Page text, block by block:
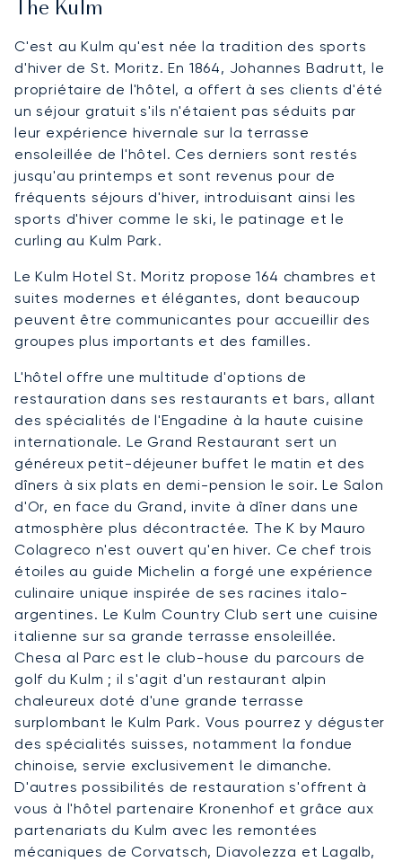
The Kulm
C'est au Kulm qu'est née la tradition des sports
d'hiver de St. Moritz. En 1864, Johannes Badrutt, le
propriétaire de l'hôtel, a offert à ses clients d'été
un séjour gratuit s'ils n'étaient pas séduits par
leur expérience hivernale sur la terrasse
ensoleillée de l'hôtel. Ces derniers sont restés
jusqu'au printemps et sont revenus pour de
fréquents séjours d'hiver, introduisant ainsi les
sports d'hiver comme le ski, le patinage et le
curling au Kulm Park.
Le Kulm Hotel St. Moritz propose 164 chambres et
suites modernes et élégantes, dont beaucoup
peuvent être communicantes pour accueillir des
groupes plus importants et des familles.
L'hôtel offre une multitude d'options de
restauration dans ses restaurants et bars, allant
des spécialités de l'Engadine à la haute cuisine
internationale. Le Grand Restaurant sert un
généreux petit-déjeuner buffet le matin et des
dîners à six plats en demi-pension le soir. Le Salon
d'Or, en face du Grand, invite à dîner dans une
atmosphère plus décontractée. The K by Mauro
Colagreco n'est ouvert qu'en hiver. Ce chef trois
étoiles au guide Michelin a forgé une expérience
culinaire unique inspirée de ses racines italo-
argentines. Le Kulm Country Club sert une cuisine
italienne sur sa grande terrasse ensoleillée.
Chesa al Parc est le club-house du parcours de
golf du Kulm ; il s'agit d'un restaurant alpin
chaleureux doté d'une grande terrasse
surplombant le Kulm Park. Vous pourrez y déguster
des spécialités suisses, notamment la fondue
chinoise, servie exclusivement le dimanche.
D'autres possibilités de restauration s'offrent à
vous à l'hôtel partenaire Kronenhof et grâce aux
partenariats du Kulm avec les remontées
mécaniques de Corvatsch, Diavolezza et Lagalb,